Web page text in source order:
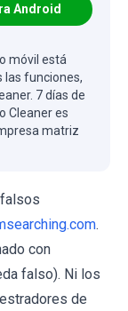
Android
móvil está
las funciones,
7 días de
Cleaner es
matriz
.
con
falso). Ni los
de